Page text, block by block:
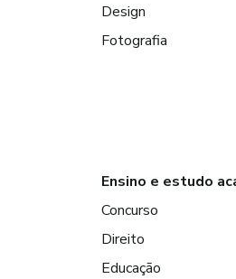
Design
Fotografia
Ensino e estudo
Concurso
Direito
Educação